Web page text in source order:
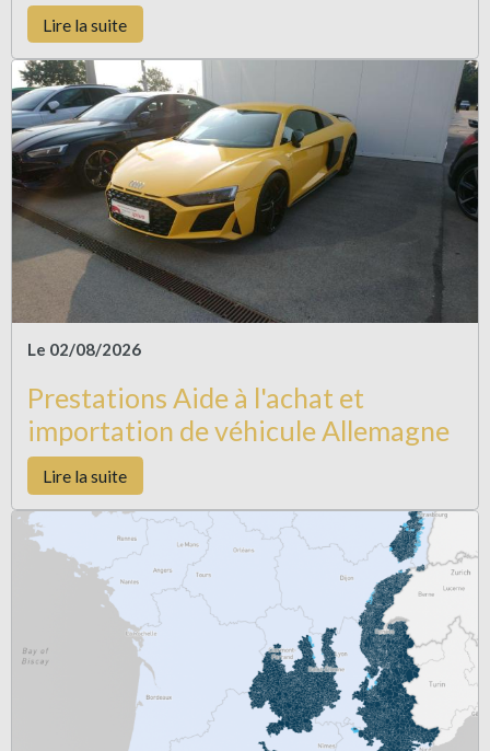
Lire la suite
Le 02/08/2026
Prestations Aide à l'achat et
importation de véhicule Allemagne
Lire la suite